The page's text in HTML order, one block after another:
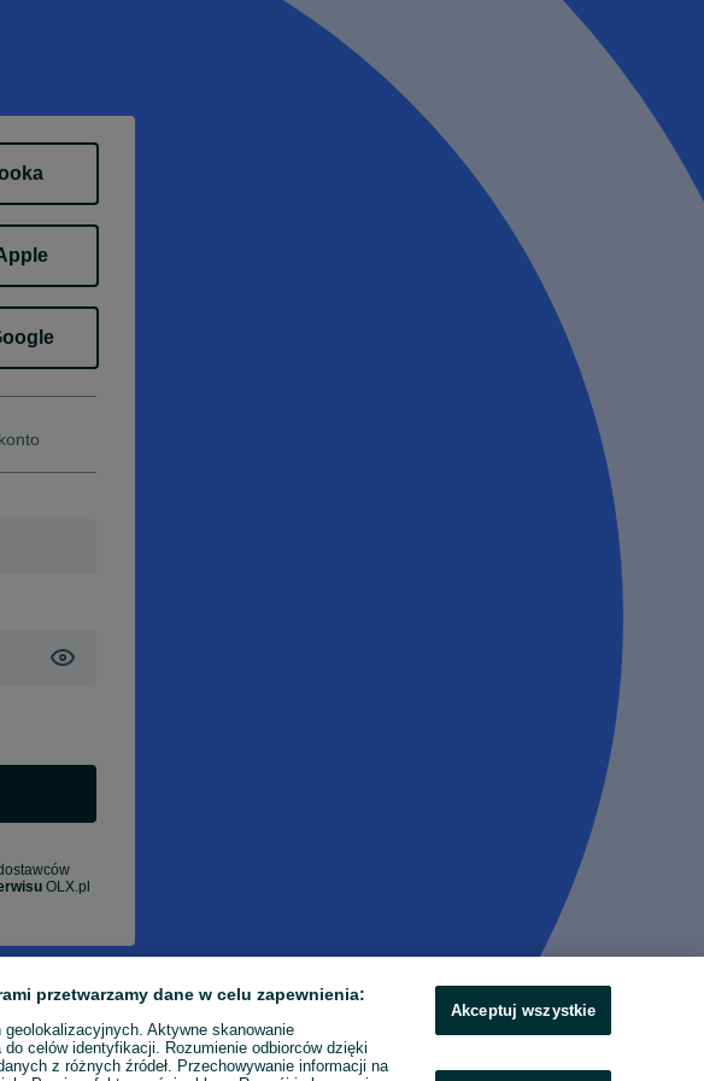
OLX.pl
przetwarzamy dane w celu zapewnienia:
geolokalizacyjnych. Aktywne skanowanie
celów identyfikacji. Rozumienie odbiorców dzięki
z różnych źródeł. Przechowywanie informacji na
Akceptuj wszystkie